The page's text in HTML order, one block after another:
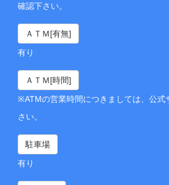
確認下さい。
ＡＴＭ[有無]
有り
ＡＴＭ[時間]
※ATMの営業時間につきましては、公式
さい。
駐車場
有り